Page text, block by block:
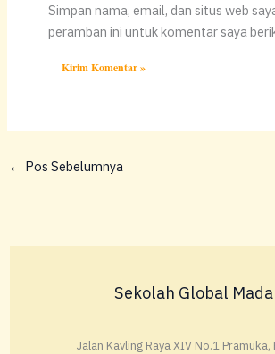
Simpan nama, email, dan situs web
peramban ini untuk komentar saya
← Pos Sebelumnya
Sekolah Global
Jalan Kavling Raya XIV No.1 Pramuka,